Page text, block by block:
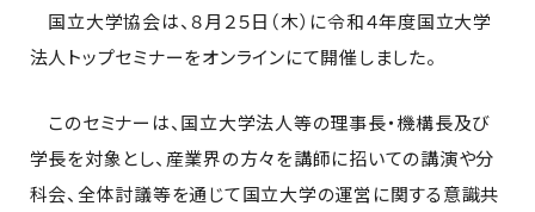
国立大学協会は、８月２５日（木）に令和４年度国立大学
法人トップセミナーをオンラインにて開催しました。
このセミナーは、国立大学法人等の理事長・機構長及び
学長を対象とし、産業界の方々を講師に招いての講演や分
科会、全体討議等を通じて国立大学の運営に関する意識共